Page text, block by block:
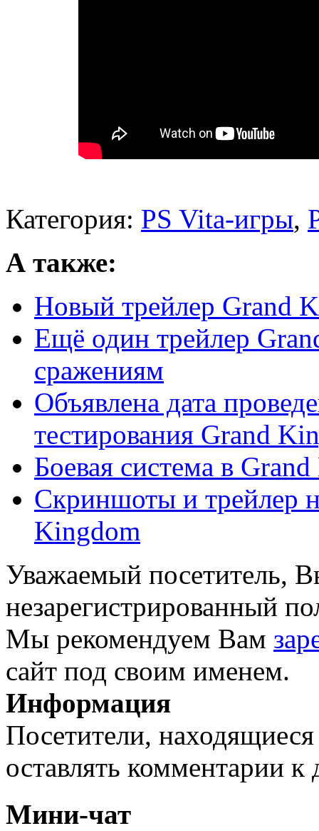
Категория: PS Vita-игры,
А также:
Новый трейлер Grand
Ещё один трейлер
сражениям
Объявлена дата
тестирования Grand
Боевая система в
Скриншоты и трейлер
Kingdom
Уважаемый посетитель,
незарегистрированный
Мы рекомендуем Вам
сайт под своим именем.
Информация
Посетители,
оставлять комментарии
Мини-чат